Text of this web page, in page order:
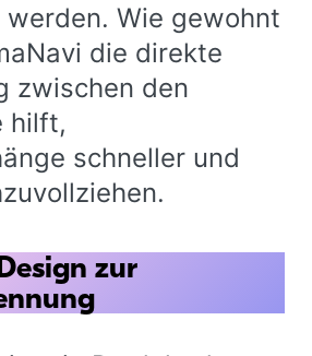
Wie gewohnt
die direkte
zwischen den
hilft,
schneller und
zur